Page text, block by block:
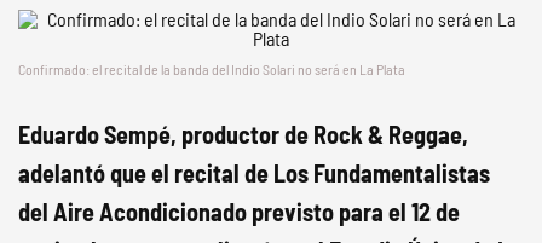
Confirmado: el recital de la banda del Indio Solari no será en La Plata
Eduardo Sempé, productor de Rock & Reggae,
adelantó que el recital de Los Fundamentalistas
del Aire Acondicionado previsto para el 12 de